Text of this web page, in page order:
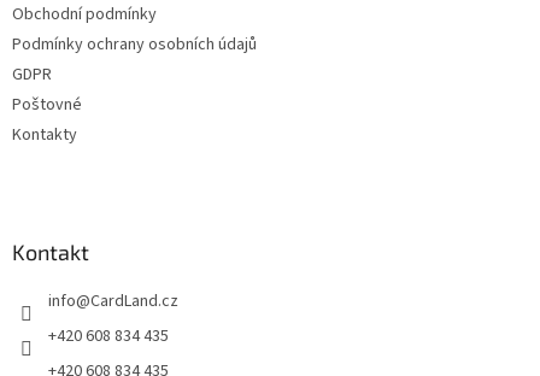
Obchodní podmínky
Podmínky ochrany osobních údajů
GDPR
Poštovné
Kontakty
Kontakt
info@CardLand.cz
+420 608 834 435
+420 608 834 435